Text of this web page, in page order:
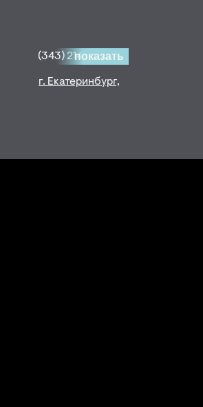
(343) 214-80-30
показать
г. Екатеринбург,